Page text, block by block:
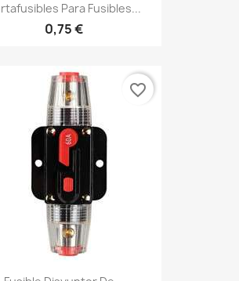
Para Fusibles...
0,75 €
favorite_border